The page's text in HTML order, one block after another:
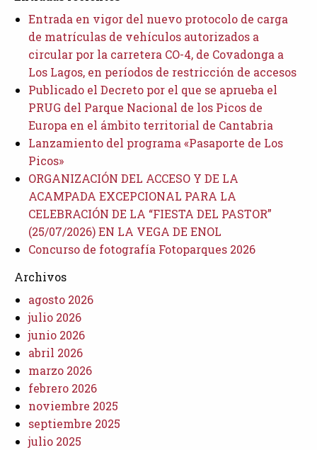
Entrada en vigor del nuevo protocolo de carga
de matrículas de vehículos autorizados a
circular por la carretera CO-4, de Covadonga a
Los Lagos, en períodos de restricción de accesos
Publicado el Decreto por el que se aprueba el
PRUG del Parque Nacional de los Picos de
Europa en el ámbito territorial de Cantabria
Lanzamiento del programa «Pasaporte de Los
Picos»
ORGANIZACIÓN DEL ACCESO Y DE LA
ACAMPADA EXCEPCIONAL PARA LA
CELEBRACIÓN DE LA “FIESTA DEL PASTOR”
(25/07/2026) EN LA VEGA DE ENOL
Concurso de fotografía Fotoparques 2026
Archivos
agosto 2026
julio 2026
junio 2026
abril 2026
marzo 2026
febrero 2026
noviembre 2025
septiembre 2025
julio 2025